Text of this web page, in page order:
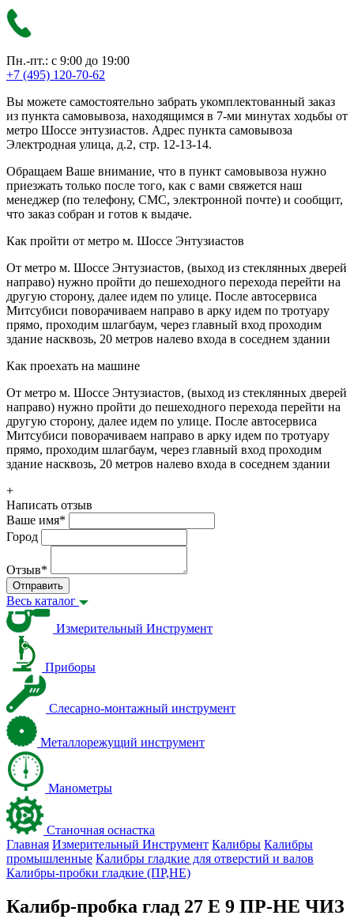
Пн.-пт.: с 9:00 до 19:00
+7 (495) 120-70-62
Вы можете самостоятельно забрать укомплектованный заказ
из пункта самовывоза, находящимся в 7-ми минутах ходьбы от
метро Шоссе энтузиастов. Адрес пункта самовывоза
Электродная улица, д.2, стр. 12-13-14.
Обращаем Ваше внимание, что в пункт самовывоза нужно
приезжать только после того, как с вами свяжется наш
менеджер (по телефону, СМС, электронной почте) и сообщит,
что заказ собран и готов к выдаче.
Как пройти от метро м. Шоссе Энтузиастов
От метро м. Шоссе Энтузиастов, (выход из стеклянных дверей
направо) нужно пройти до пешеходного перехода перейти на
другую сторону, далее идем по улице. После автосервиса
Митсубиси поворачиваем направо в арку идем по тротуару
прямо, проходим шлагбаум, через главный вход проходим
здание насквозь, 20 метров налево входа в соседнем здании
Как проехать на машине
От метро м. Шоссе Энтузиастов, (выход из стеклянных дверей
направо) нужно пройти до пешеходного перехода перейти на
другую сторону, далее идем по улице. После автосервиса
Митсубиси поворачиваем направо в арку идем по тротуару
прямо, проходим шлагбаум, через главный вход проходим
здание насквозь, 20 метров налево входа в соседнем здании
+
Написать отзыв
Ваше имя*
Город
Отзыв*
Отправить
Весь каталог
Измерительный Инструмент
Приборы
Слесарно-монтажный инструмент
Металлорежущий инструмент
Манометры
Станочная оснастка
Главная Измерительный Инструмент Калибры Калибры
промышленные Калибры гладкие для отверстий и валов
Калибры-пробки гладкие (ПР,НЕ)
Калибр-пробка глад 27 E 9 ПР-НЕ ЧИЗ